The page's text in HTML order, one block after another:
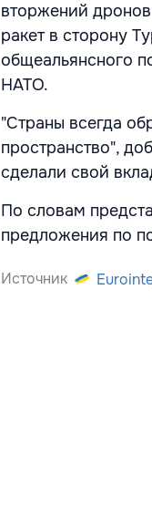
вторжений дронов
ракет в сторону
общеальянсного
НАТО.
"Страны всегда
пространство",
сделали свой
По словам
предложения по
Источник